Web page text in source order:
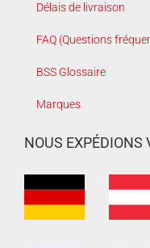
Délais de livraison
FAQ (Questions
BSS Glossaire
Marques
NOUS EXPÉDIONS